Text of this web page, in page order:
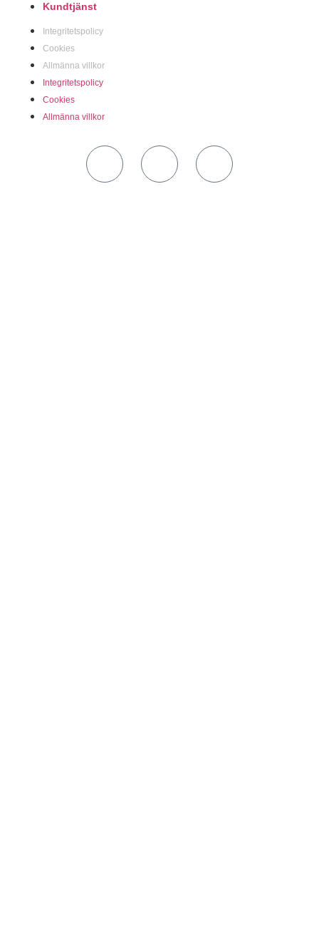
Kundtjänst
Integritetspolicy
Cookies
Allmänna villkor
Integritetspolicy
Cookies
Allmänna villkor